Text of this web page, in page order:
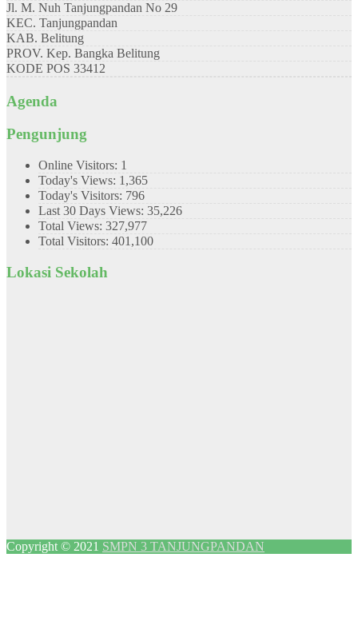
Jl. M. Nuh Tanjungpandan No 29
KEC. Tanjungpandan
KAB. Belitung
PROV. Kep. Bangka Belitung
KODE POS 33412
Agenda
Pengunjung
Online Visitors: 1
Today's Views: 1,365
Today's Visitors: 796
Last 30 Days Views: 35,226
Total Views: 327,977
Total Visitors: 401,100
Lokasi Sekolah
Copyright © 2021 SMPN 3 TANJUNGPANDAN